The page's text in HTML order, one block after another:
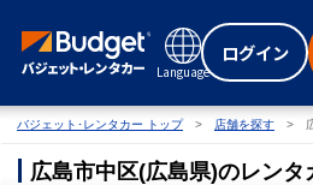
Language
ログイン
バジェット･レンタカー トップ 店舗を探す
広島市中区(広島県)のレンタ